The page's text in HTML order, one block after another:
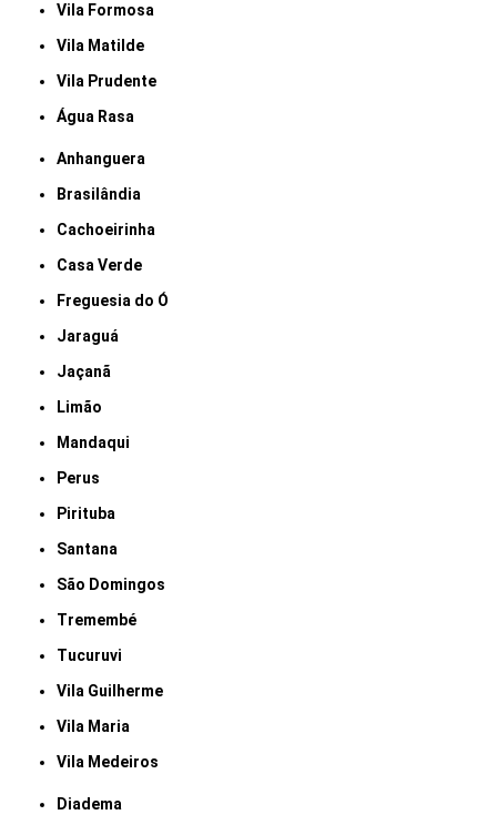
Vila Formosa
Vila Matilde
Vila Prudente
Água Rasa
Anhanguera
Brasilândia
Cachoeirinha
Casa Verde
Freguesia do Ó
Jaraguá
Jaçanã
Limão
Mandaqui
Perus
Pirituba
Santana
São Domingos
Tremembé
Tucuruvi
Vila Guilherme
Vila Maria
Vila Medeiros
Diadema